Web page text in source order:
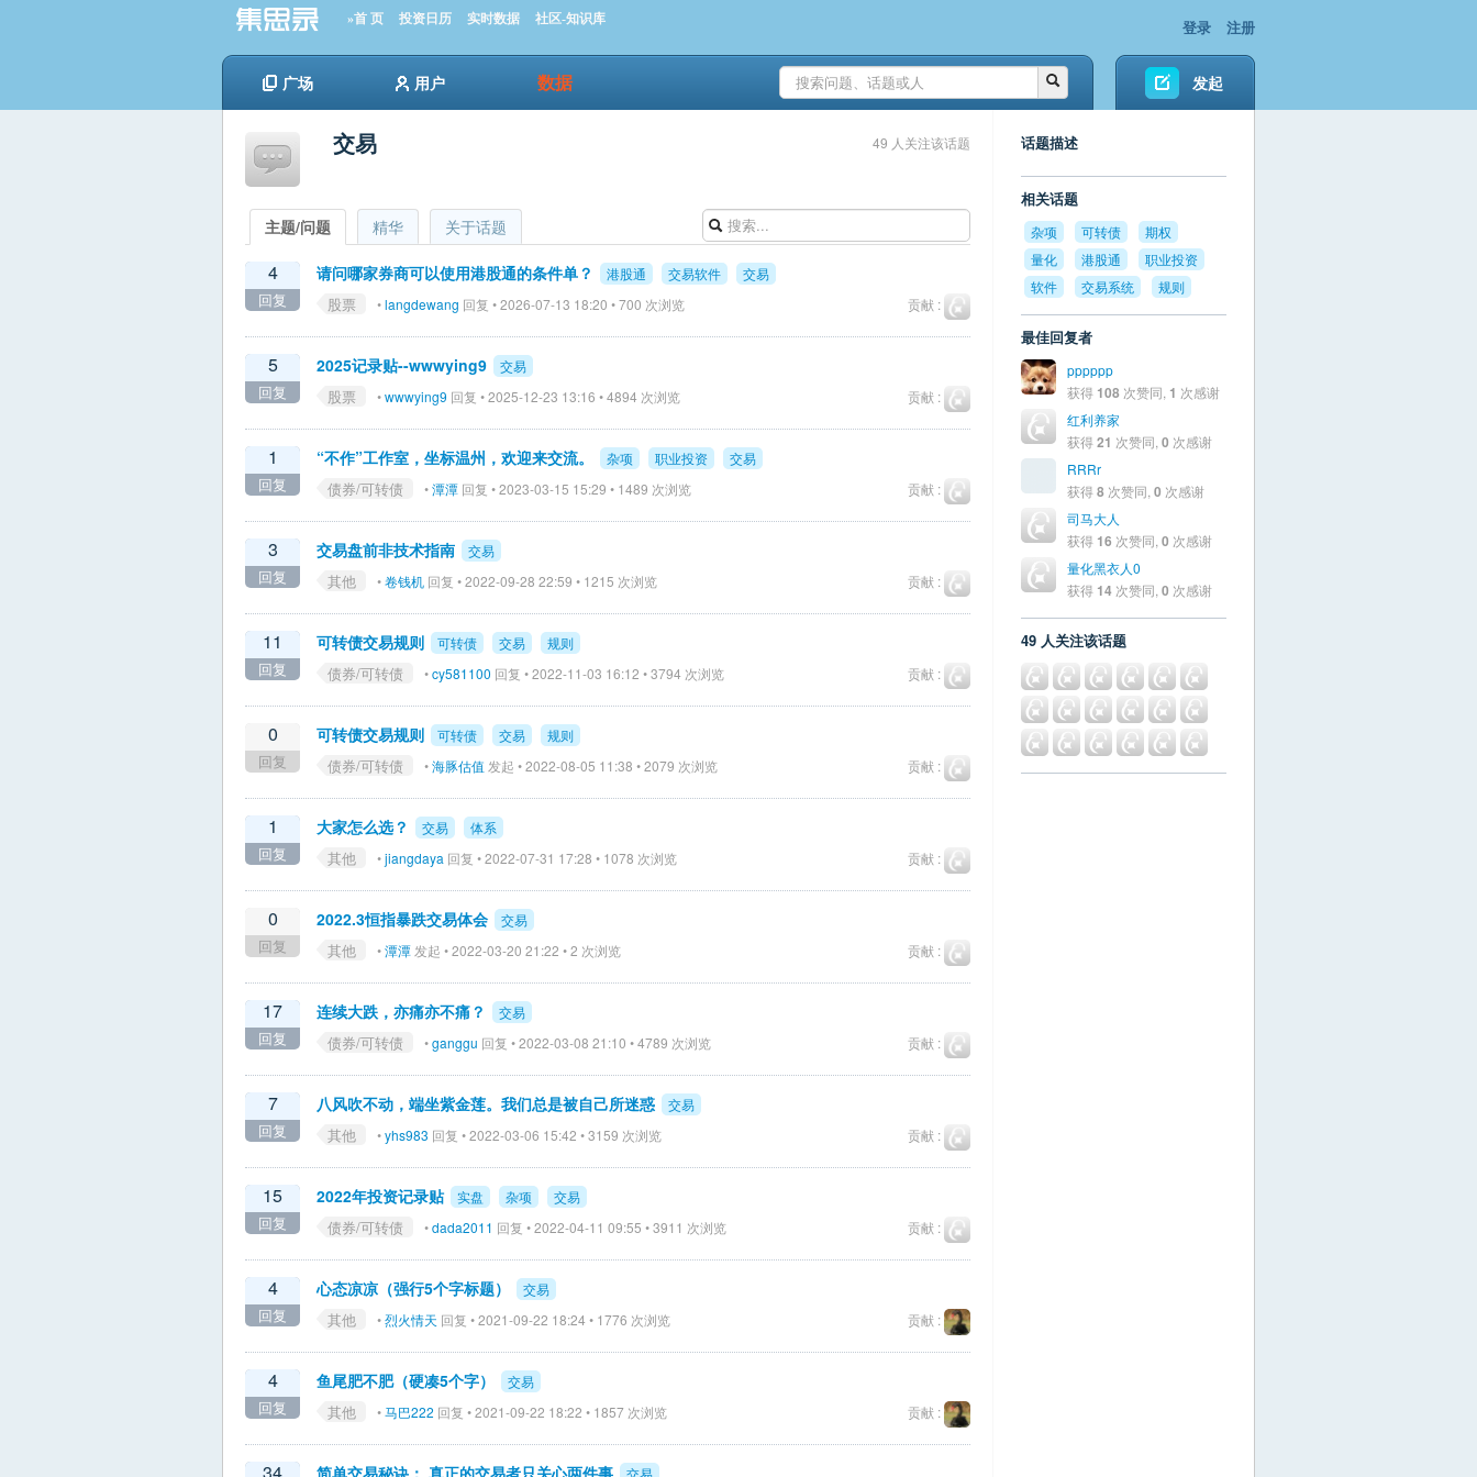
»首 页 投资日历 实时数据 社区-知识库 登录 注册
广场 用户 数据 发起
交易 49 人关注该话题
主题/问题 精华 关于话题
4
回复
请问哪家券商可以使用港股通的条件单？ 港股通 交易软件
交易
贡献 :
股票 •langdewang 回复 • 2026-07-13 18:20 • 700 次浏览
5
回复
2025记录贴--wwwying9
交易
贡献 :
股票 •wwwying9 回复 • 2025-12-23 13:16 • 4894 次浏览
1
回复
“不作”工作室，坐标温州，欢迎来交流。 杂项 职业投资
交易
贡献 :
债券/可转债 •潭潭 回复 • 2023-03-15 15:29 • 1489 次浏览
3
回复
交易盘前非技术指南
交易
贡献 :
其他 •卷钱机 回复 • 2022-09-28 22:59 • 1215 次浏览
11
回复
可转债交易规则 可转债 交易
规则
贡献 :
债券/可转债 •cy581100 回复 • 2022-11-03 16:12 • 3794 次浏览
0
回复
可转债交易规则 可转债 交易
规则
贡献 :
债券/可转债 •海豚估值 发起 • 2022-08-05 11:38 • 2079 次浏览
1
回复
大家怎么选？ 交易
体系
贡献 :
其他 •jiangdaya 回复 • 2022-07-31 17:28 • 1078 次浏览
0
回复
2022.3恒指暴跌交易体会
交易
贡献 :
其他 •潭潭 发起 • 2022-03-20 21:22 • 2 次浏览
17
回复
连续大跌，亦痛亦不痛？
交易
贡献 :
债券/可转债 •ganggu 回复 • 2022-03-08 21:10 • 4789 次浏览
7
回复
八风吹不动，端坐紫金莲。我们总是被自己所迷惑
交易
贡献 :
其他 •yhs983 回复 • 2022-03-06 15:42 • 3159 次浏览
15
回复
2022年投资记录贴 实盘 杂项
交易
贡献 :
债券/可转债 •dada2011 回复 • 2022-04-11 09:55 • 3911 次浏览
4
回复
心态凉凉（强行5个字标题）
交易
贡献 :
其他 •烈火情天 回复 • 2021-09-22 18:24 • 1776 次浏览
4
回复
鱼尾肥不肥（硬凑5个字）
交易
贡献 :
其他 •马巴222 回复 • 2021-09-22 18:22 • 1857 次浏览
简单交易秘诀： 真正的交易者只关心两件事 交易
话题描述
相关话题
杂项 可转债
期权
量化
港股通
职业投资
软件
交易系统 规则
最佳回复者
pppppp
获得 108 次赞同, 1 次感谢
红利养家
获得21 次赞同, 0 次感谢
RRRr
获得8 次赞同, 0 次感谢
司马大人
获得 16 次赞同, 0 次感谢
量化黑衣人0
获得 14 次赞同, 0 次感谢
49 人关注该话题